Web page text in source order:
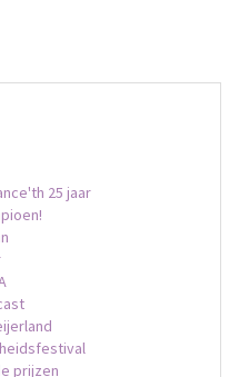
25 jaar
prijzen